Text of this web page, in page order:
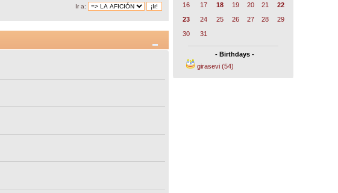
Ir a:
16
17 18 19 20 21
22
23
24 25 26 27 28
29
30
31
- Birthdays -
girasevi (54)